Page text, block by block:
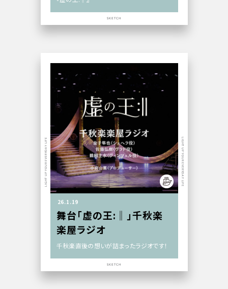
SKETCH
26.1.19
舞台「虚の王:‖」千秋楽
楽屋ラジオ
千秋楽直後の想いが詰まったラジオです！
LIGHT UP YOUR EVERYDAY LIFE LIGHT UP YOUR EVERYDAY LIFE
SKETCH